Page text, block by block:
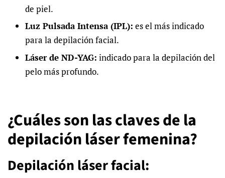
de piel.
Luz Pulsada Intensa (IPL): es el más indicado
para la depilación facial.
Láser de ND-YAG: indicado para la depilación del
pelo más profundo.
¿Cuáles son las claves de la
depilación láser femenina?
Depilación láser facial: